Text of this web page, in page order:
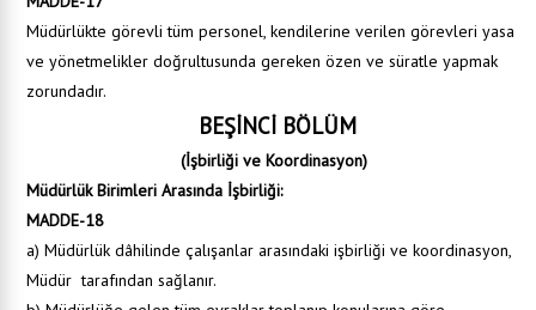
Müdürlükte görevli tüm personel, kendilerine verilen görevleri yasa
ve yönetmelikler doğrultusunda gereken özen ve süratle yapmak
zorundadır.
BEŞİNCİ BÖLÜM
(İşbirliği ve Koordinasyon)
Müdürlük Birimleri Arasında İşbirliği:
MADDE-18
a) Müdürlük dâhilinde çalışanlar arasındaki işbirliği ve koordinasyon,
Müdür tarafından sağlanır.